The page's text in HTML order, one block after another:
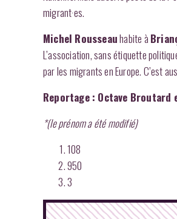
migrant·es.
Michel Rousseauhabite à
L’association, sans étiquette
par les migrants en Europe. C’est
Reportage : Octave
*(le prénom a été modifié)
108
950
3